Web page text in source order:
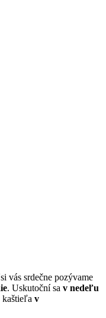
vás srdečne pozývame
. Uskutoční sa v nedeľu
kaštieľa v